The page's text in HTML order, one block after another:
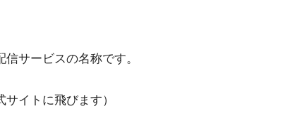
サービスの名称です。
イトに飛びます）